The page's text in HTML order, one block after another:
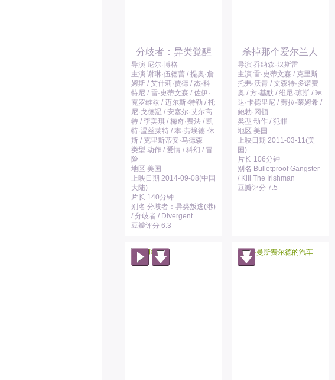
分歧者：异类觉醒
导演 尼尔·博格
主演 谢琳·伍德蕾 / 提奥·詹
姆斯 / 艾什莉·贾德 / 杰·科
特尼 / 雷·史蒂文森 / 佐伊·
克罗维兹 / 迈尔斯·特勒 / 托
尼·戈德温 / 安塞尔·艾尔高
特 / 李美琪 / 梅奇·费法 / 凯
特·温丝莱特 / 本·劳埃德-休
斯 / 克里斯蒂安·马德森
类型 动作 / 爱情 / 科幻 / 冒
险
地区 美国
上映日期 2014-09-08(中国
大陆)
片长 140分钟
别名 分歧者：异类叛逃(港)
/ 分歧者 / Divergent
豆瓣评分 6.3
杀掉那个爱尔兰人
导演 乔纳森·汉斯雷
主演 雷·史蒂文森 / 克里斯
托弗·沃肯 / 文森特·多诺费
奥 / 方·基默 / 维尼·琼斯 / 琳
达·卡德里尼 / 劳拉·莱姆希 /
鲍勃·冈顿
类型 动作 / 犯罪
地区 美国
上映日期 2011-03-11(美
国)
片长 106分钟
别名 Bulletproof Gangster
/ Kill The Irishman
豆瓣评分 7.5